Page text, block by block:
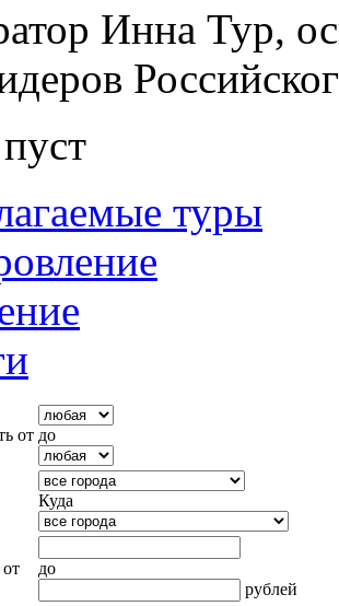
Инна Тур,
туры
от до
Куда
до
рублей